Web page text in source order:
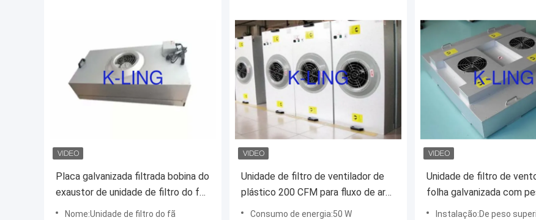
Placa galvanizada filtrada bobina do
exaustor de unidade de filtro do fã
de Hepa do quarto desinfetado
Nome:Unidade de filtro do fã
Unidade de filtro de ventilador de
plástico 200 CFM para fluxo de ar
ideal e ambientes de sala limpa
Consumo de energia:50 W
Unidade de filtro de
folha galvanizada com
kg e baixo nível de ruído
Instalação:De peso